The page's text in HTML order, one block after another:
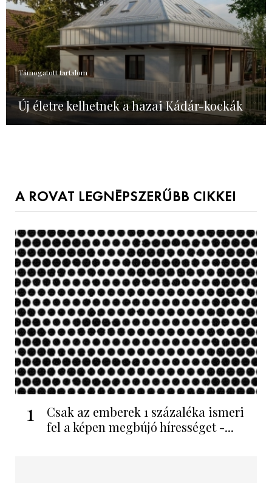
Támogatott tartalom
Új életre kelhetnek a hazai Kádár-kockák
A ROVAT LEGNÉPSZERŰBB CIKKEI
1
Csak az emberek 1 százaléka ismeri
fel a képen megbújó hírességet -...